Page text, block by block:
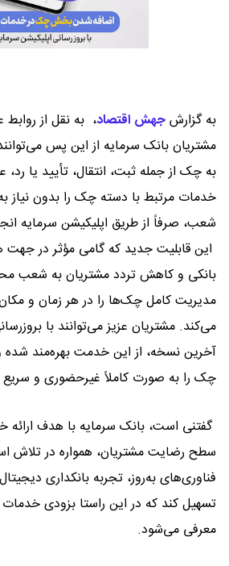
به گزارشجهش اقتصاد، به نقل از
مشتریان بانک سرمایه از این پس
به چک از جمله ثبت، انتقال، تأیید یا
خدمات مرتبط با دسته چک را بدون نیاز
شعب، صرفاً از طریق اپلیکیشن سرمایه
این قابلیت جدید که گامی مؤثر در
بانکی و کاهش تردد مشتریان به شعب
مدیریت کامل چک‌ها را در هر زمان و مکان
می‌کند. مشتریان عزیز می‌توانند با
آخرین نسخه، از این خدمت بهره‌مند شده
چک را به صورت کاملاً غیرحضوری و سریع
گفتنی است، بانک سرمایه با هدف ارائه
سطح رضایت مشتریان، همواره در تلاش
فناوری‌های به‌روز، تجربه بانکداری
تسهیل کند که در این راستا بزودی
معرفی می‌شود.